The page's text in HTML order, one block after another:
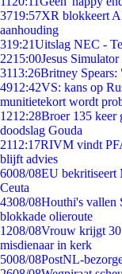
3719:57XR blokkeert
aanhouding
319:21Uitslag NEC -
2215:00Jesus
3113:26Britney
4912:42VS: kans op
munitietekort wordt
1212:28Broer 135 keer
doodslag Gouda
2112:17RIVM vindt
blijft advies
6008/08EU bekritiseert
Ceuta
4308/08Houthi's vallen
blokkade olieroute
1208/08Vrouw krijgt 30
misdienaar in kerk
5008/08PostNL-